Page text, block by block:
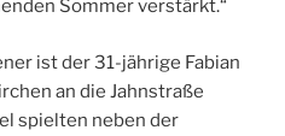
Sommer verstärkt.“
ist der 31-jährige Fabian
an die Jahnstraße
spielten neben der